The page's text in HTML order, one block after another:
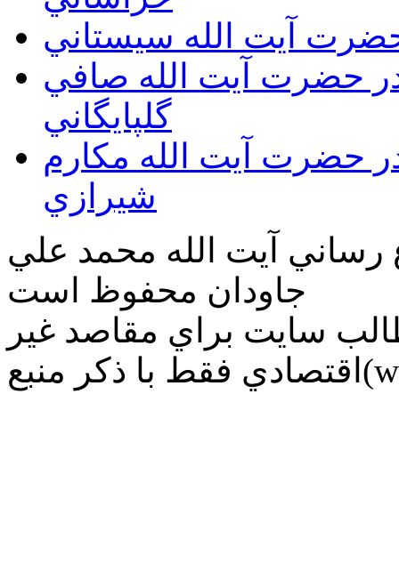
حضرت آيت الله سيستاني
حضرت آيت الله صافي
گلپايگاني
حضرت آيت الله مكارم
شيرازي
رساني آیت الله محمد علي
جاودان محفوظ است
سايت براي مقاصد غير